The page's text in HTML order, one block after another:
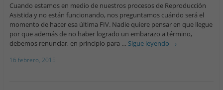
Cuando estamos en medio de nuestros procesos de Reproducción
Asistida y no están funcionando, nos preguntamos cuándo será el
momento de hacer esa última FIV. Nadie quiere pensar en que llegue
por que además de no haber logrado un embarazo a término,
debemos renunciar, en principio para … Sigue leyendo →
16 febrero, 2015